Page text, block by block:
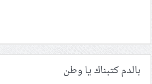
بالدم كتبناك يا وطن